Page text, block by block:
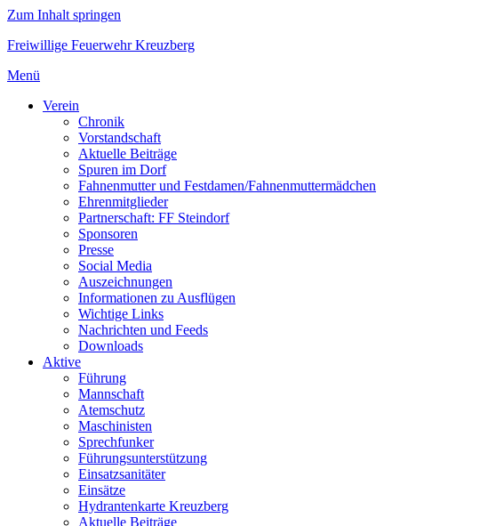
Zum Inhalt springen
Freiwillige Feuerwehr Kreuzberg
Menü
Verein
Chronik
Vorstandschaft
Aktuelle Beiträge
Spuren im Dorf
Fahnenmutter und Festdamen/Fahnenmuttermädchen
Ehrenmitglieder
Partnerschaft: FF Steindorf
Sponsoren
Presse
Social Media
Auszeichnungen
Informationen zu Ausflügen
Wichtige Links
Nachrichten und Feeds
Downloads
Aktive
Führung
Mannschaft
Atemschutz
Maschinisten
Sprechfunker
Führungsunterstützung
Einsatzsanitäter
Einsätze
Hydrantenkarte Kreuzberg
Aktuelle Beiträge